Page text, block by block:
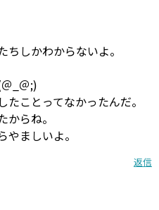
しかわからないよ。
_＠;)
ことってなかったんだ。
らね。
ましいよ。
返信